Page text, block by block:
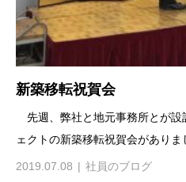
新築移転祝賀会
先週、弊社と地元事務所とが設
ェクトの新築移転祝賀会があり
2019.07.08 社員のブログ